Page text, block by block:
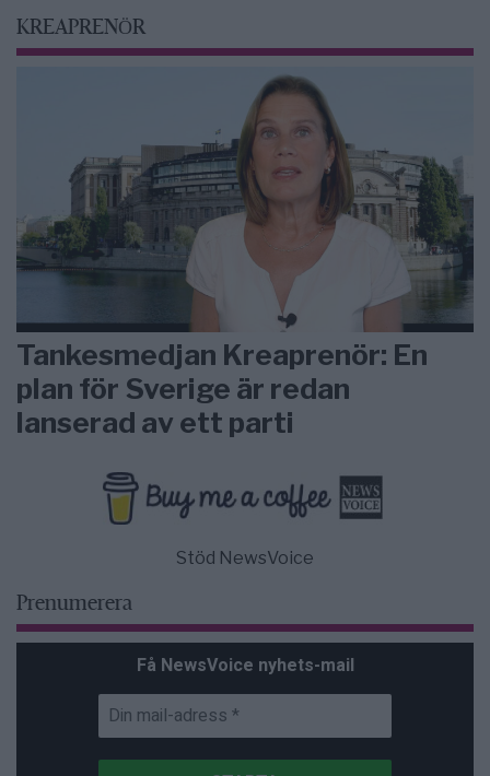
KREAPRENÖR
Tankesmedjan Kreaprenör: En
plan för Sverige är redan
lanserad av ett parti
Stöd NewsVoice
Prenumerera
Få NewsVoice nyhets-mail